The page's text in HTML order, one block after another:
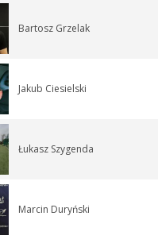
Bartosz Grzelak
Jakub Ciesielski
Łukasz Szygenda
Marcin Duryński